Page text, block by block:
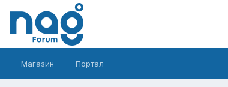
Магазин Портал